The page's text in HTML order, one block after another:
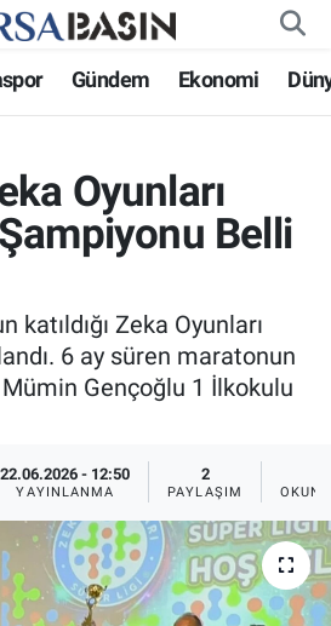
Gündem Ekonomi
Oyunları
Belli
katıldığı Zeka Oyunları
6 ay süren maratonun
Gençoğlu 1 İlkokulu
22.06.2026 - 12:50
YAYINLANMA
2
PAYLAŞIM
Haritası
ve Fikstür